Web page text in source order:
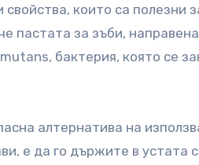
които са полезни
пастата за зъби,
бактерия, която се
алтернатива на
е да го държите в устата